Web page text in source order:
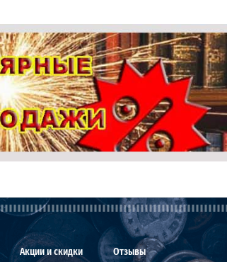
Акции и скидки Отзывы